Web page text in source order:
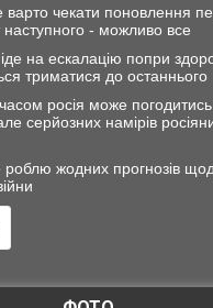
варто чекати поновлення
наступного - можливо все
на ескалацію попри
триматися до останнього
росія може
серйозних намірів
жодних прогнозів